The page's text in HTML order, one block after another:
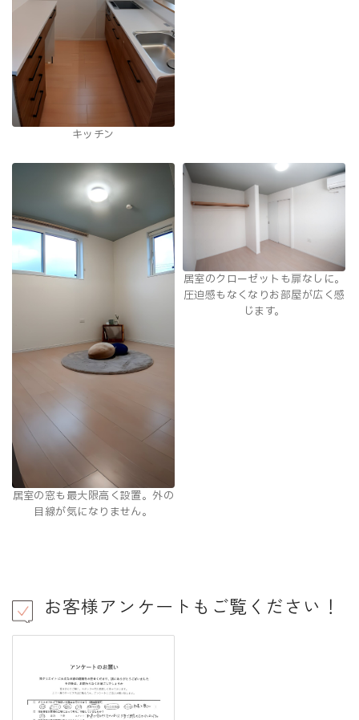
キッチン
居室の窓も最大限高く設置。外の
目線が気になりません。
居室のクローゼットも扉なしに。
圧迫感もなくなりお部屋が広く感
じます。
お客様アンケートもご覧ください！